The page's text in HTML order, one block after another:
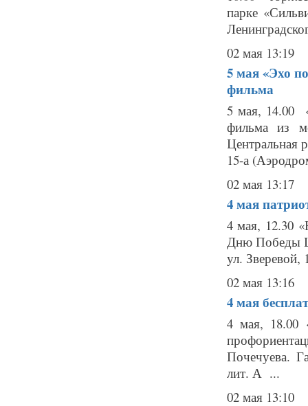
парке
02 мая 13:19
5 мая«Эхо
фильма
5 мая, 14.00
фильма из
Центральная
15-а
02 мая 13:17
4 мая
4 мая, 12.30
Дню Победы
ул.
02 мая 13:16
4 мая
4 мая, 18.00
Почечуева.
лит. А ...
02 мая 13:10